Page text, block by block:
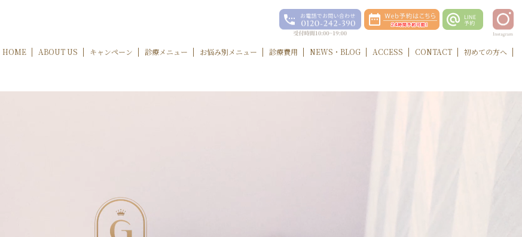
HOME ABOUT US キャンペーン 診療メニュー お悩み別メニュー 診療費用 NEWS・BLOG ACCESS CONTACT 初めての方へ